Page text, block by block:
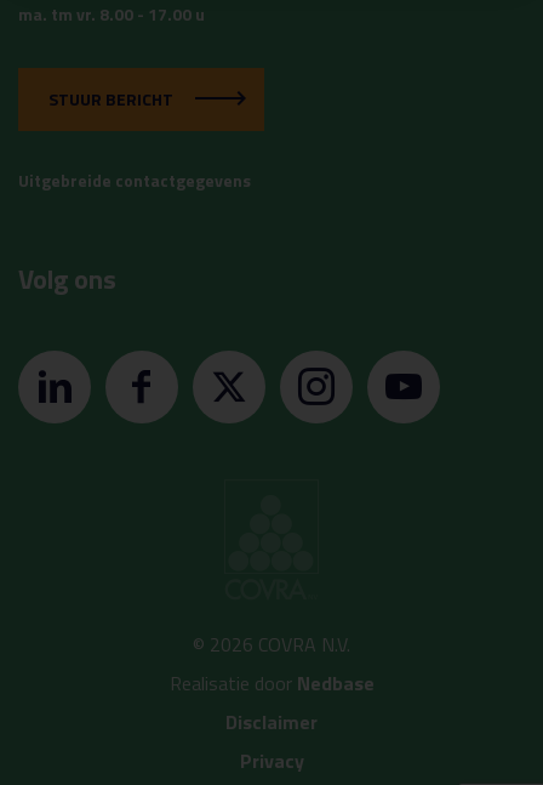
ma. tm vr. 8.00 - 17.00 u
STUUR BERICHT
Uitgebreide contactgegevens
Volg ons
© 2026 COVRA N.V.
Realisatie door Nedbase
Disclaimer
Privacy